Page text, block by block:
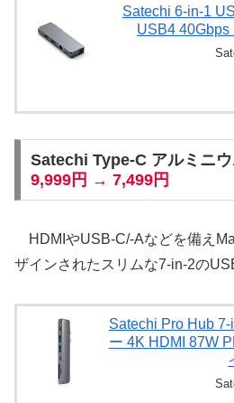
Satechi 6-in-1
USB4 40Gbps
Satechi Type-C アルミニ
9,999円 → 7,499円
HDMIやUSB-C/-Aなどを備え
ザインされたスリムな7-in-2の
Satechi Pro Hub
ー 4K HDMI 87W